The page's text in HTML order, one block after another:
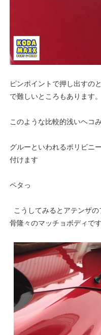
ピンポイントで押し出すの
で難しいところもあります。
このような比較的浅いヘコ
グルーといわれるポリビニ
付けます
ペタっ
こうしてみるとアテンザ
骨隆々のマッチョボディ